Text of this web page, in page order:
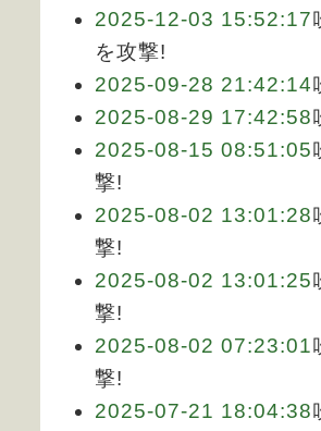
2025-12-03 15:52:17
を攻撃!
2025-09-28 21:42:14
2025-08-29 17:42:58
2025-08-15 08:51:05
撃!
2025-08-02 13:01:28
撃!
2025-08-02 13:01:25
撃!
2025-08-02 07:23:01
撃!
2025-07-21 18:04:38